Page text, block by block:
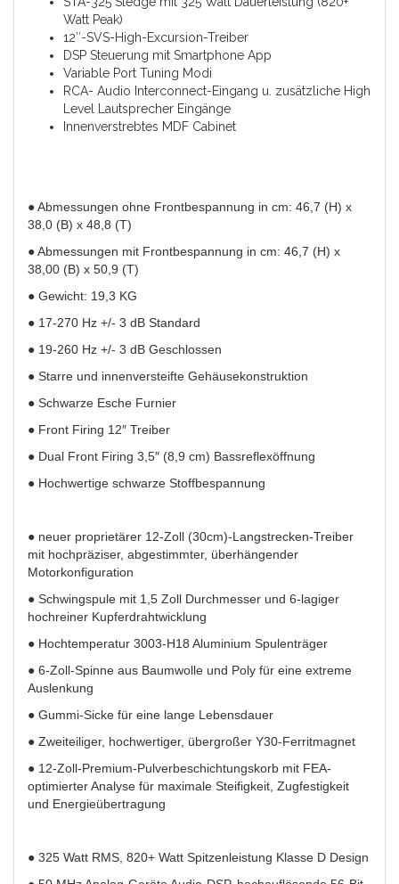
Watt Peak)
12″-SVS-High-Excursion-Treiber
DSP Steuerung mit Smartphone App
Variable Port Tuning Modi
RCA- Audio Interconnect-Eingang u. zusätzliche High
Level Lautsprecher Eingänge
Innenverstrebtes MDF Cabinet
● Abmessungen ohne Frontbespannung in cm: 46,7 (H) x
38,0 (B) x 48,8 (T)
● Abmessungen mit Frontbespannung in cm: 46,7 (H) x
38,00 (B) x 50,9 (T)
● Gewicht: 19,3 KG
● 17-270 Hz +/- 3 dB Standard
● 19-260 Hz +/- 3 dB Geschlossen
● Starre und innenversteifte Gehäusekonstruktion
● Schwarze Esche Furnier
● Front Firing 12″ Treiber
● Dual Front Firing 3,5″ (8,9 cm) Bassreflexöffnung
● Hochwertige schwarze Stoffbespannung
● neuer proprietärer 12-Zoll (30cm)-Langstrecken-Treiber
mit hochpräziser, abgestimmter, überhängender
Motorkonfiguration
● Schwingspule mit 1,5 Zoll Durchmesser und 6-lagiger
hochreiner Kupferdrahtwicklung
● Hochtemperatur 3003-H18 Aluminium Spulenträger
● 6-Zoll-Spinne aus Baumwolle und Poly für eine extreme
Auslenkung
● Gummi-Sicke für eine lange Lebensdauer
● Zweiteiliger, hochwertiger, übergroßer Y30-Ferritmagnet
● 12-Zoll-Premium-Pulverbeschichtungskorb mit FEA-
optimierter Analyse für maximale Steifigkeit, Zugfestigkeit
und Energieübertragung
● 325 Watt RMS, 820+ Watt Spitzenleistung Klasse D Design